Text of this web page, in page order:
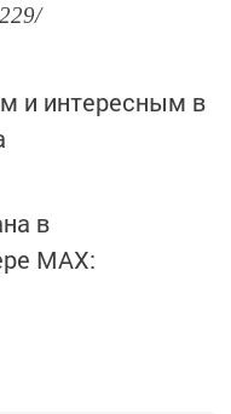
и интересным в
в
MАХ: